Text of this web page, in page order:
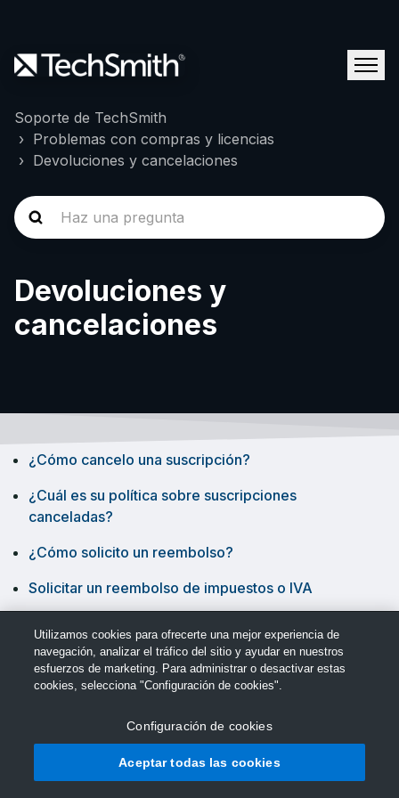
Soporte de TechSmith
Problemas con compras y licencias
Devoluciones y cancelaciones
Devoluciones y
cancelaciones
¿Cómo cancelo una suscripción?
¿Cuál es su política sobre suscripciones
canceladas?
¿Cómo solicito un reembolso?
Solicitar un reembolso de impuestos o IVA
© Soporte de TechSmith
Utilizamos cookies para ofrecerte una mejor experiencia de
navegación, analizar el tráfico del sitio y ayudar en nuestros
esfuerzos de marketing. Para administrar o desactivar estas
cookies, selecciona "Configuración de cookies".
Configuración de cookies
Aceptar todas las cookies